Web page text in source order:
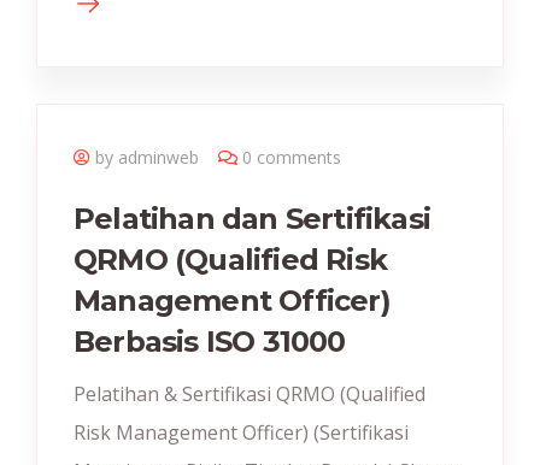
by adminweb 0 comments
Pelatihan dan Sertifikasi
QRMO (Qualified Risk
Management Officer)
Berbasis ISO 31000
Pelatihan & Sertifikasi QRMO (Qualified
Risk Management Officer) (Sertifikasi